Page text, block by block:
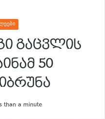
გაცვლის
50
than a minute